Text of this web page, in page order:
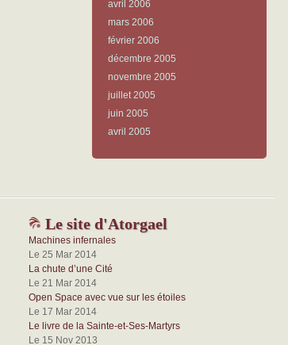
avril 2006
mars 2006
février 2006
décembre 2005
novembre 2005
juillet 2005
juin 2005
avril 2005
Le site d'Atorgael
Machines infernales
Le 25 Mar 2014
La chute d’une Cité
Le 21 Mar 2014
Open Space avec vue sur les étoiles
Le 17 Mar 2014
Le livre de la Sainte-et-Ses-Martyrs
Le 15 Nov 2013